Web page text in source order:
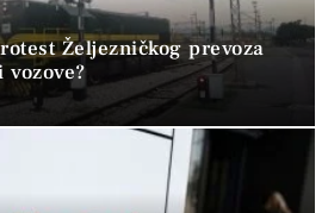
Željezničkog prevoza
vozove?